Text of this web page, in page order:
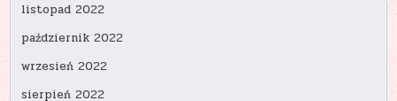
listopad 2022
październik 2022
wrzesień 2022
sierpień 2022